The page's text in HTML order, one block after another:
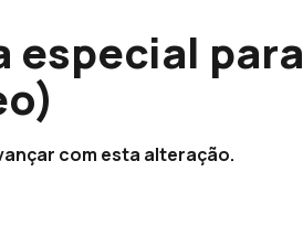
especial para
com esta alteração.